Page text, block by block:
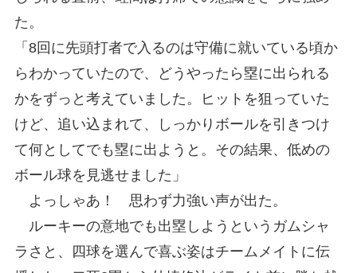
た。
「8回に先頭打者で入るのは守備に就いている頃か
らわかっていたので、どうやったら塁に出られる
かをずっと考えていました。ヒットを狙っていた
けど、追い込まれて、しっかりボールを引きつけ
て何としてでも塁に出ようと。その結果、低めの
ボール球を見逃せました」
よっしゃあ！ 思わず力強い声が出た。
ルーキーの意地でも出塁しようというガムシャ
ラさと、四球を選んで喜ぶ姿はチームメイトに伝